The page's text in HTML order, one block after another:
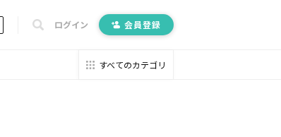
ログイン 会員登録
すべてのカテゴリ